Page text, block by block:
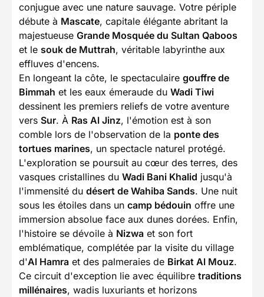
conjugue avec une nature sauvage. Votre périple
débute à Mascate, capitale élégante abritant la
majestueuse Grande Mosquée du Sultan Qaboos
et le souk de Muttrah, véritable labyrinthe aux
effluves d'encens.
En longeant la côte, le spectaculaire gouffre de
Bimmah et les eaux émeraude du Wadi Tiwi
dessinent les premiers reliefs de votre aventure
vers Sur. À Ras Al Jinz, l'émotion est à son
comble lors de l'observation de la ponte des
tortues marines, un spectacle naturel protégé.
L'exploration se poursuit au cœur des terres, des
vasques cristallines du Wadi Bani Khalid jusqu'à
l'immensité du désert de Wahiba Sands. Une nuit
sous les étoiles dans un camp bédouin offre une
immersion absolue face aux dunes dorées. Enfin,
l'histoire se dévoile à Nizwa et son fort
emblématique, complétée par la visite du village
d'Al Hamra et des palmeraies de Birkat Al Mouz.
Ce circuit d'exception lie avec équilibre traditions
millénaires, wadis luxuriants et horizons